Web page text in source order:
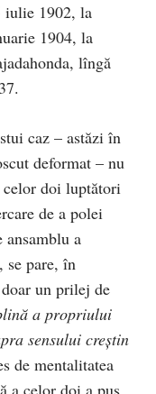
iulie 1902, la
1904, la
lîngă
caz – astăzi în
deformat – nu
celor doi luptători
de a polei
a
se pare, în
un prilej de
a propriului
sensului creştin
de mentalitatea